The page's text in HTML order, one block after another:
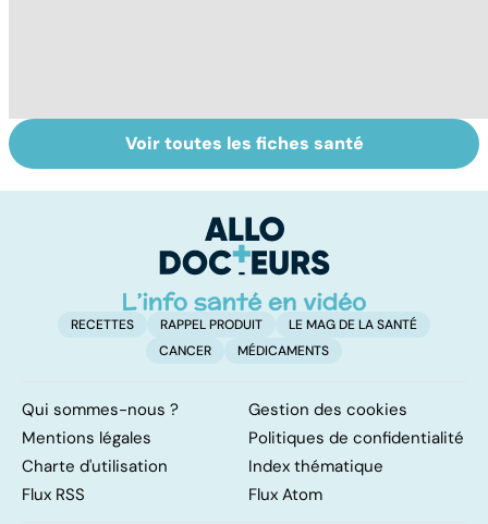
Tout savoir sur
les infections
Inflammation des
amygdales : que
d'angine ?
Voir toutes les fiches santé
RECETTES RAPPEL PRODUIT
LE MAG DE LA SANTÉ
CANCER
MÉDICAMENTS
Qui sommes-nous ?
Gestion des cookies
Mentions légales
Politiques de confidentialité
Charte d'utilisation
Index thématique
Flux RSS
Flux Atom